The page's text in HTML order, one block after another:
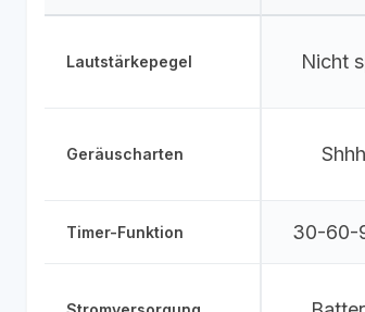
Lautstärkepegel Nicht
Geräuscharten
Timer-Funktion 30-60-